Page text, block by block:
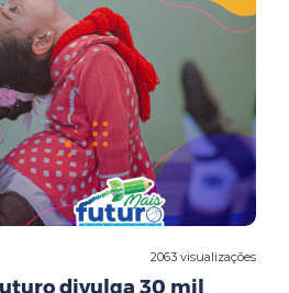
2063 visualizações
divulga 30 mil